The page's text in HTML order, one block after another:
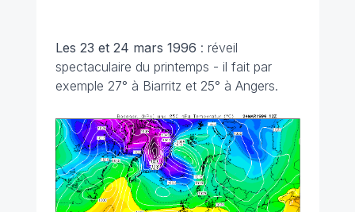
Les 23 et 24 mars 1996 : réveil
spectaculaire du printemps - il fait par
exemple 27° à Biarritz et 25° à Angers.